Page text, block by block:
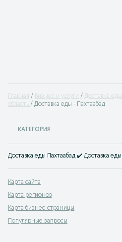
Главная Бизнес и услуги Доставка еды
область
Доставка еды - Пахтаабад
КАТЕГОРИЯ
Карта сайта
Карта регионов
Карта бизнес-страницы
Популярные запросы